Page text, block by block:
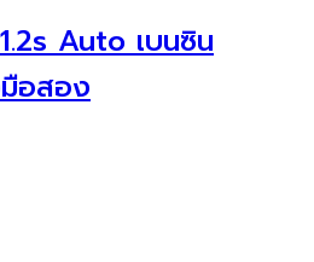
Auto เบนซิน
อสอง